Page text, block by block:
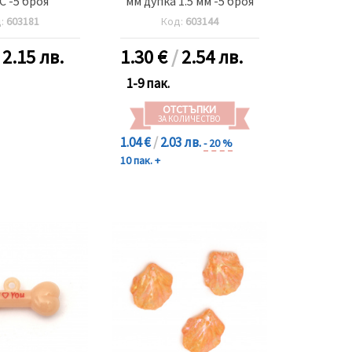
603181
2.15 лв.
Код: 603144
1.30€/2.54 лв.
1-9 пак.
ОТСТЪПКИ
ЗА КОЛИЧЕСТВО
1.04 €/2.03 лв.- 20 %
10 пак. +